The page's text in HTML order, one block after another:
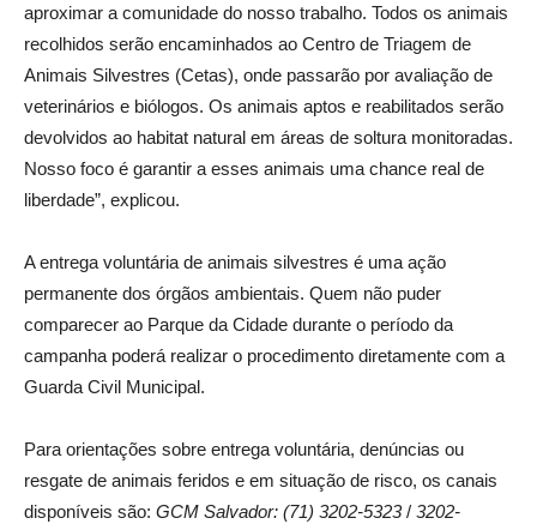
aproximar a comunidade do nosso trabalho. Todos os animais
recolhidos serão encaminhados ao Centro de Triagem de
Animais Silvestres (Cetas), onde passarão por avaliação de
veterinários e biólogos. Os animais aptos e reabilitados serão
devolvidos ao habitat natural em áreas de soltura monitoradas.
Nosso foco é garantir a esses animais uma chance real de
liberdade”, explicou.
A entrega voluntária de animais silvestres é uma ação
permanente dos órgãos ambientais. Quem não puder
comparecer ao Parque da Cidade durante o período da
campanha poderá realizar o procedimento diretamente com a
Guarda Civil Municipal.
Para orientações sobre entrega voluntária, denúncias ou
resgate de animais feridos e em situação de risco, os canais
disponíveis são: GCM Salvador: (71) 3202-5323/ 3202-